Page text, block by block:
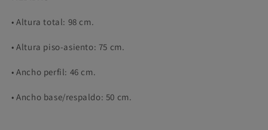
• Altura total: 98 cm.
• Altura piso-asiento: 75 cm.
• Ancho perfil: 46 cm.
• Ancho base/respaldo: 50 cm.